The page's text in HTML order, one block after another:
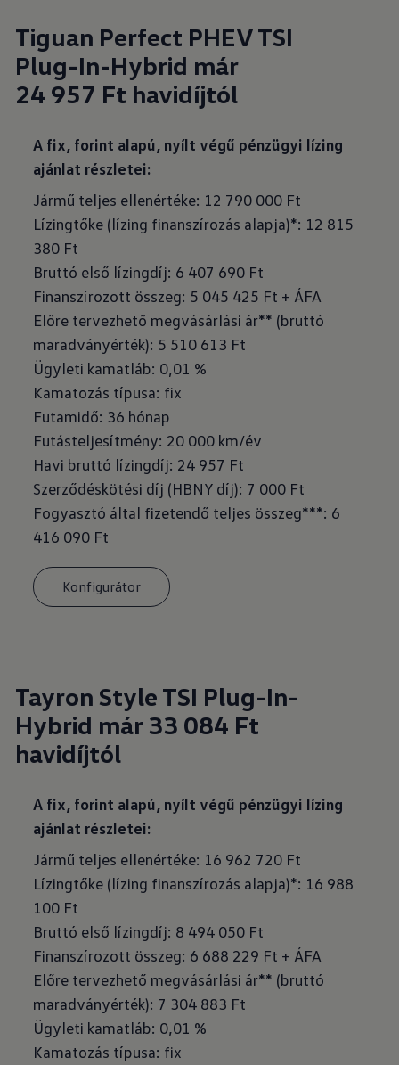
Tiguan Perfect PHEV TSI
Plug-In-Hybrid már
24 957 Ft havidíjtól
A fix, forint alapú, nyílt végű pénzügyi lízing
ajánlat részletei:
Jármű teljes ellenértéke: 12 790 000 Ft
Lízingtőke (lízing finanszírozás alapja)*: 12 815
380 Ft
Bruttó első lízingdíj: 6 407 690 Ft
Finanszírozott összeg: 5 045 425 Ft + ÁFA
Előre tervezhető megvásárlási ár** (bruttó
maradványérték): 5 510 613 Ft
Ügyleti kamatláb: 0,01 %
Kamatozás típusa: fix
Futamidő: 36 hónap
Futásteljesítmény: 20 000 km/év
Havi bruttó lízingdíj: 24 957 Ft
Szerződéskötési díj (HBNY díj): 7 000 Ft
Fogyasztó által fizetendő teljes összeg***: 6
416 090 Ft
Konfigurátor
Tayron Style TSI Plug-In-
Hybrid már 33 084 Ft
havidíjtól
A fix, forint alapú, nyílt végű pénzügyi lízing
ajánlat részletei:
Jármű teljes ellenértéke: 16 962 720 Ft
Lízingtőke (lízing finanszírozás alapja)*: 16 988
100 Ft
Bruttó első lízingdíj: 8 494 050 Ft
Finanszírozott összeg: 6 688 229 Ft + ÁFA
Előre tervezhető megvásárlási ár** (bruttó
maradványérték): 7 304 883 Ft
Ügyleti kamatláb: 0,01 %
Kamatozás típusa: fix